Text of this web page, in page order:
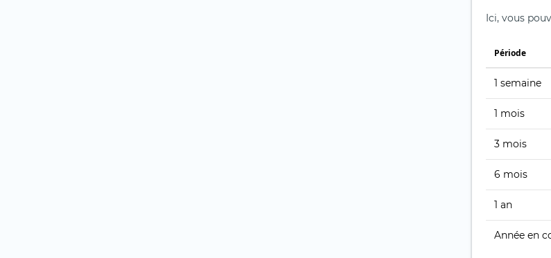
Ici, vous
Période
1 semaine
1 mois
3 mois
6 mois
1 an
Année en